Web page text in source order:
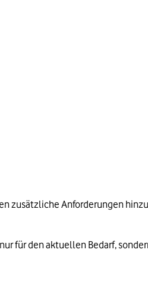
zusätzliche Anforderungen
für den aktuellen Bedarf,